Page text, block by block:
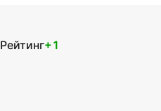
Рейтинг+1